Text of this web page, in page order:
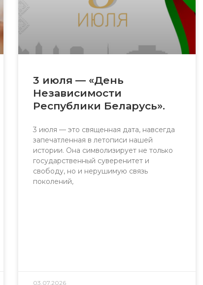
3 июля — «День
Независимости
Республики Беларусь».
3 июля — это священная дата, навсегда
запечатленная в летописи нашей
истории. Она символизирует не только
государственный суверенитет и
свободу, но и нерушимую связь
поколений,
03.07.2026